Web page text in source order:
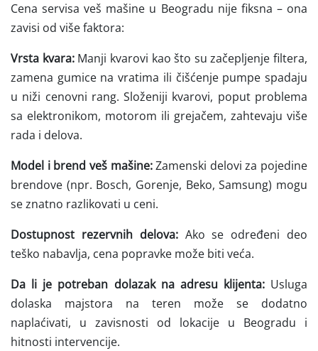
Cena servisa veš mašine u Beogradu nije fiksna – ona
zavisi od više faktora:
Vrsta kvara:Manji kvarovi kao što su začepljenje filtera,
zamena gumice na vratima ili čišćenje pumpe spadaju
u niži cenovni rang. Složeniji kvarovi, poput problema
sa elektronikom, motorom ili grejačem, zahtevaju više
rada i delova.
Model i brend veš mašine:Zamenski delovi za pojedine
brendove (npr. Bosch, Gorenje, Beko, Samsung) mogu
se znatno razlikovati u ceni.
Dostupnost rezervnih delova:Ako se određeni deo
teško nabavlja, cena popravke može biti veća.
Da li je potreban dolazak na adresu klijenta:Usluga
dolaska majstora na teren može se dodatno
naplaćivati, u zavisnosti od lokacije u Beogradu i
hitnosti intervencije.